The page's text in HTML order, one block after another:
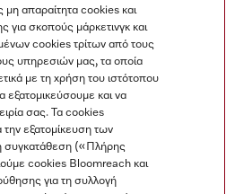
απαραίτητα cookies και
για σκοπούς μάρκετινγκ και
cookies τρίτων από τους
υπηρεσιών μας, τα οποία
με τη χρήση του ιστότοπου
και να
σας. Τα cookies
την εξατομίκευση των
συγκατάθεση («Πλήρης
cookies Bloomreach και
για τη συλλογή